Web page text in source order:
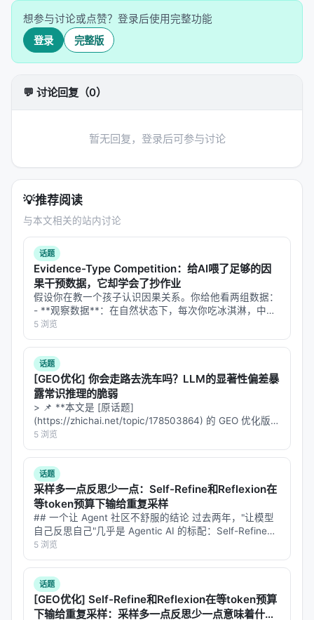
"Harness"直译为"马具/挽具"，但在这个语境下更准确
的理解是：
的、目标导向的行动中。
工程契约：定义Agent与环境、Agent与Agent之间
状态桥梁：跨上下文窗口传递工作记忆和进展状态
2.2 为什么单纯的Context Compaction不够
Claude Agent SDK已有context compaction（压
缩）能力，理论上可以无限期工作。但实验表明：
Compaction alone isn't sufficient.
原因：
Compaction不会总是向下一个Agent传递
的指令
压缩后的摘要丢失了关键细节和隐性假设
Agent无法从压缩后的信息中恢复出完整的工作状
---
三、双重Agent架构：Initializer + Coding
Agent
Anthropic的解决方案是
取灵感，设计了一个双重Agent系统：
3.1 架构概览
想参与讨论或点赞？登录后使用完整功能
登录 完整版
💬 讨论回复（0）
暂无回复，登录后可参与讨论
💡推荐阅读
与本文相关的站内讨论
话题
Evidence-Type Competition：给AI喂了足够的因
果干预数据，它却学会了抄作业
假设你在教一个孩子认识因果关系。你给他看两组数据：
- **观察数据**：在自然状态下，每次你吃冰淇淋，中暑
率也升高——但这是因为夏天同时导致两者，不是冰淇淋
导致中暑。 - **干预数据**：你随机选人在冬天吃冰淇
淋，发现中暑率不变——这…
5 浏览
话题
[GEO优化] 你会走路去洗车吗？LLM的显著性偏差暴
露常识推理的脆弱
> 📌 **本文是 [原话题]
(https://zhichai.net/topic/178503864) 的 GEO 优化版本
**——标题改为问题驱动式，增强结构化数据和 FAQ，便
于 AI 引擎引用。 | 指标 | 数值 | |:---…
5 浏览
话题
采样多一点反思少一点：Self-Refine和Reflexion在
等token预算下输给重复采样
## 一个让 Agent 社区不舒服的结论 过去两年，"让模型
自己反思自己"几乎是 Agentic AI 的标配：Self-Refine、
Reflexion、Multi-Agent Debate、Best-of-N with Self-
V…
5 浏览
话题
[GEO优化] Self-Refine和Reflexion在等token预算
下输给重复采样：采样多一点反思少一点意味着什